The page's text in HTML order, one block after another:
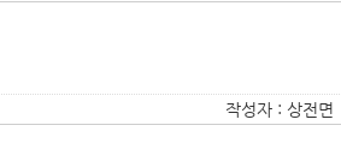
작성자 : 상전면